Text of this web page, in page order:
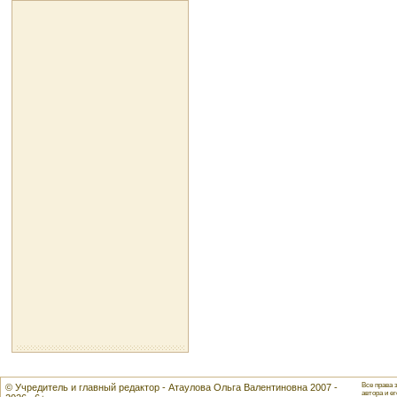
© Учредитель и главный редактор - Атаулова Ольга Валентиновна 2007 -
Все права
автора и